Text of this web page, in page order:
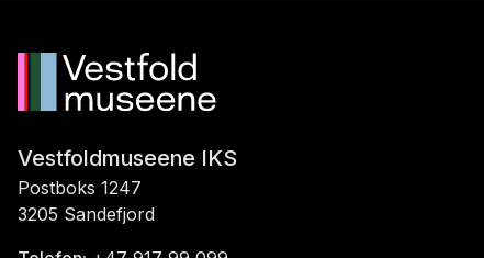
Vestfoldmuseene IKS
Postboks 1247
3205 Sandefjord